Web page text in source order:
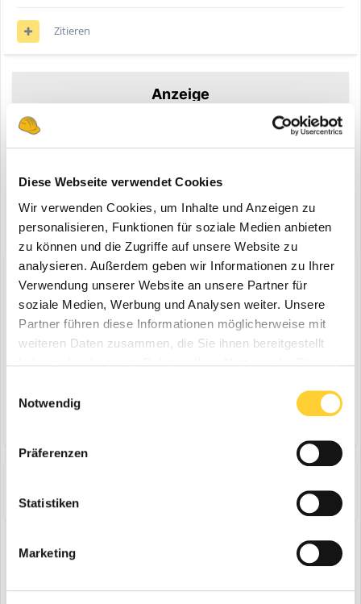
Diese Webseite verwendet Cookies
Wir verwenden Cookies, um Inhalte und Anzeigen zu
personalisieren, Funktionen für soziale Medien anbieten
zu können und die Zugriffe auf unsere Website zu
analysieren. Außerdem geben wir Informationen zu Ihrer
Verwendung unserer Website an unsere Partner für
soziale Medien, Werbung und Analysen weiter. Unsere
Partner führen diese Informationen möglicherweise mit
weiteren Daten zusammen, die Sie ihnen bereitgestellt
Notwendig
Präferenzen
Statistiken
Marketing
Zitieren
Anzeige
Diskutiere mit!
Du kannst jetzt antworten und Dich später anmelden. Wenn du
bereits einen Account hast kannst du dich hier anmelden.
Note:Your post will require moderator approval before it will be
visible.
Antworte auf dieses Thema...
0
Zur Themenübersicht